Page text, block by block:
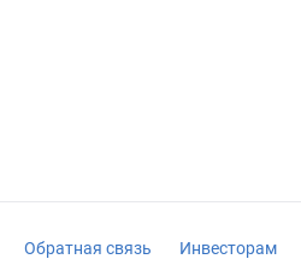
Обратная связь Инвесторам